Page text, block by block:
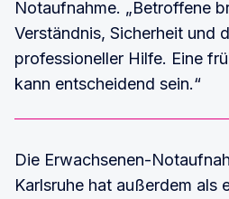
Notaufnahme. „Betroffene
Verständnis, Sicherheit und
professioneller Hilfe. Eine
kann entscheidend sein.“
Die Erwachsenen-
Karlsruhe hat außerdem als